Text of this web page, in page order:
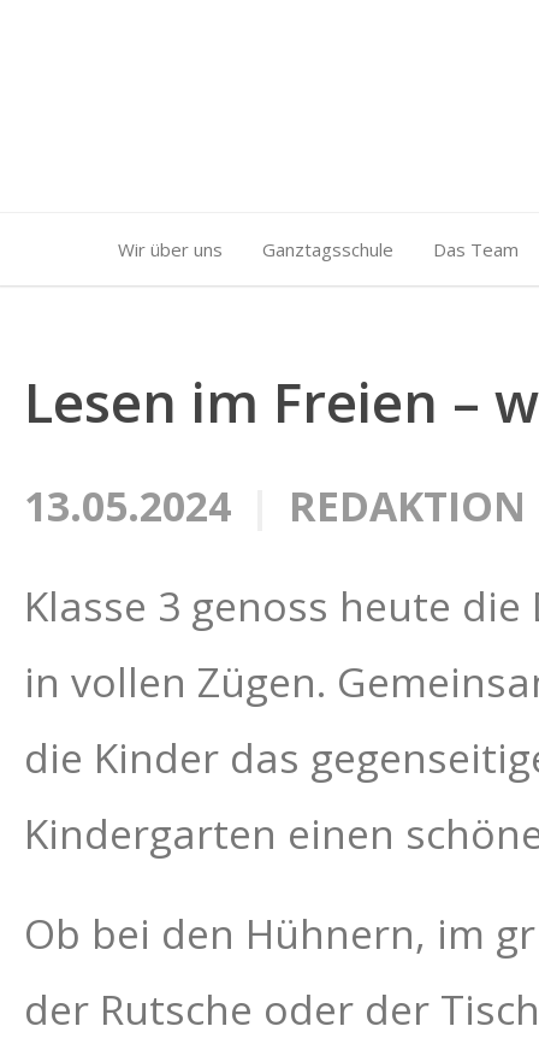
Wir über uns Ganztagsschule Das Team
Lesen im Freien –
13.05.2024
Klasse 3 genoss heute
in vollen Zügen.
die Kinder das
Kindergarten einen
Ob bei den Hühnern, im
der Rutsche oder der